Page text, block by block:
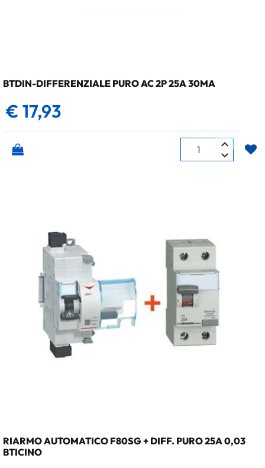
BTDIN-DIFFERENZIALE PURO AC 2P 25A 30MA
€ 17,93
Quantità
RIARMO AUTOMATICO F80SG + DIFF. PURO 25A 0,03
BTICINO